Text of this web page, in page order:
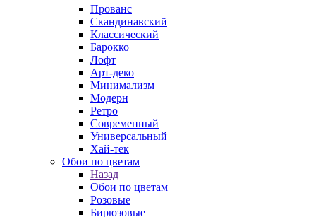
Прованс
Скандинавский
Классический
Барокко
Лофт
Арт-деко
Минимализм
Модерн
Ретро
Современный
Универсальный
Хай-тек
Обои по цветам
Назад
Обои по цветам
Розовые
Бирюзовые